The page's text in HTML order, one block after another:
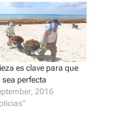
es clave para que
sea perfecta
2016